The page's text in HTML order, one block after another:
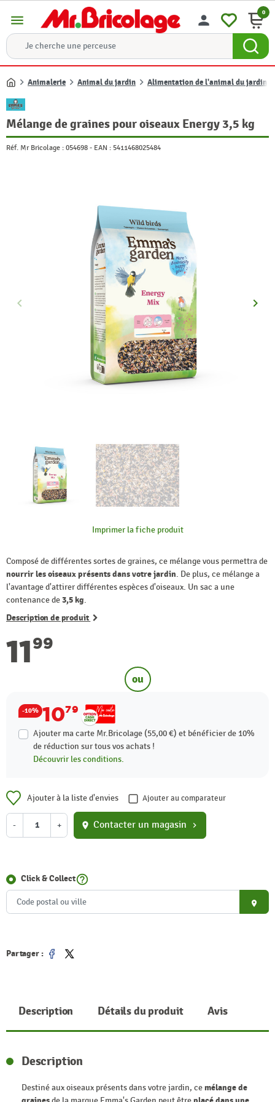
menu person 0
Accueil
Animalerie Animal du jardin Alimentation de l'animal du jardin
Mélange de graines pour oiseaux Energy 3,5 kg
Réf. Mr Bricolage : 054698 - EAN : 5411468025484
Précédent
keyboard_arrow_left keyboard_arrow_right
Imprimer la fiche produit
Composé de différentes sortes de graines, ce mélange vous permettra de
nourrir les oiseaux présents dans votre jardin. De plus, ce mélange a
l'avantage d'attirer différentes espèces d'oiseaux. Un sac a une
contenance de3,5 kg.
Description de produit
1199
ou
-10% 1079
Ajouter ma carte Mr.Bricolage (55,00 €) et bénéficier de 10%
de réduction sur tous vos achats !
Découvrir les conditions.
Ajouter à la liste d'envies Ajouter au comparateur
- + location_on Contacter un magasin chevron_right
Click & Collecthelp_outline
place
Partager :
Partager
Tweet
Description Détails du produit Avis
Description
Destiné aux oiseaux présents dans votre jardin, cemélange de